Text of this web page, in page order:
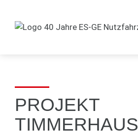
PROJEKT
TIMMERHAUS